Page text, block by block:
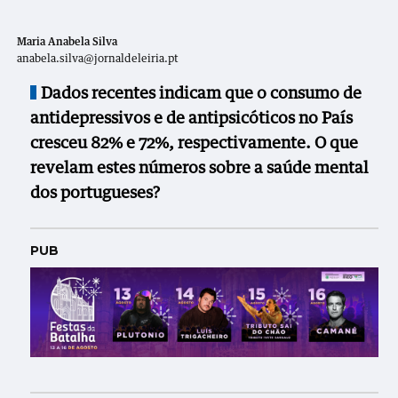
Maria Anabela Silva
anabela.silva@jornaldeleiria.pt
Dados recentes indicam que o consumo de
antidepressivos e de antipsicóticos no País
cresceu 82% e 72%, respectivamente. O que
revelam estes números sobre a saúde mental
dos portugueses?
PUB